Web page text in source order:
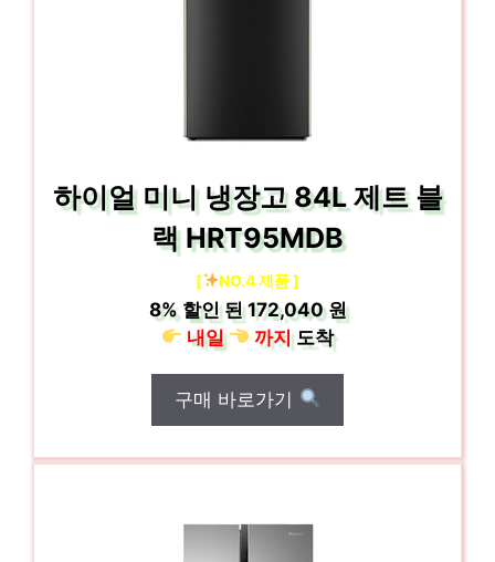
하이얼 미니 냉장고 84L 제트 블
랙 HRT95MDB
[ NO.4 제품 ]
8%할인 된172,040 원
내일
까지도착
구매 바로가기